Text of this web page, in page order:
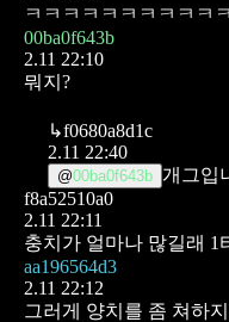
ㅋㅋㅋㅋㅋㅋㅋㅋㅋㅋㅋ
00ba0f643b
2.11 22:10
뭐지?
↳f0680a8d1c
2.11 22:40
@00ba0f643b 개그입
f8a52510a0
2.11 22:11
충치가 얼마나 많길래 1
aa196564d3
2.11 22:12
그러게 양치를 좀 쳐하지